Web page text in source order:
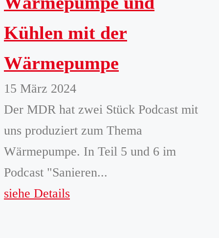
Kühlen mit der
Wärmepumpe
15 März 2024
Der MDR hat zwei Stück Podcast mit
uns produziert zum Thema
Wärmepumpe. In Teil 5 und 6 im
Podcast "Sanieren...
siehe Details